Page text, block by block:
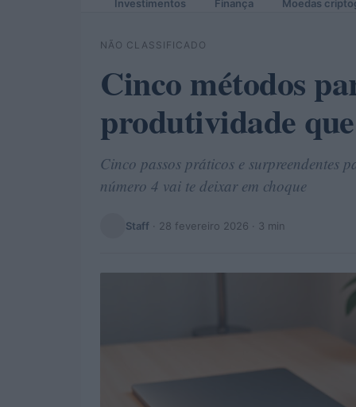
Investimentos Finança Moedas
NÃO CLASSIFICADO
Cinco métodos
produtividade
Cinco passos práticos e
número 4 vai te deixar em choque
Staff · 28 fevereiro 2026 · 3 min